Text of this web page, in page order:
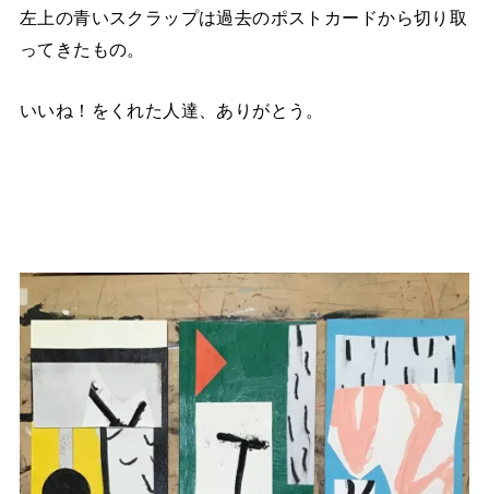
左上の青いスクラップは過去のポストカードから切り取
ってきたもの。
いいね！をくれた人達、ありがとう。